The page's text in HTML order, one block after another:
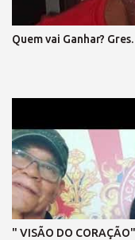
ARDIL O DIREITO, O
LEI MAIOR TRIUNFAR
A CIDADANIA VEM PRA
Quem vai Ganhar?
" VISÃO DO